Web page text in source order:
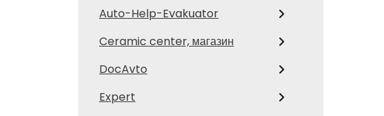
Auto-Help-Evakuator
Ceramic center, магазин
DocAvto
Expert